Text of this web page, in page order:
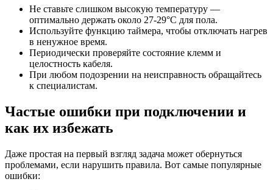
Не ставьте слишком высокую температуру —
оптимально держать около 27-29°C для пола.
Используйте функцию таймера, чтобы отключать нагрев
в ненужное время.
Периодически проверяйте состояние клемм и
целостность кабеля.
При любом подозрении на неисправность обращайтесь
к специалистам.
Частые ошибки при подключении и
как их избежать
Даже простая на первый взгляд задача может обернуться
проблемами, если нарушить правила. Вот самые популярные
ошибки: